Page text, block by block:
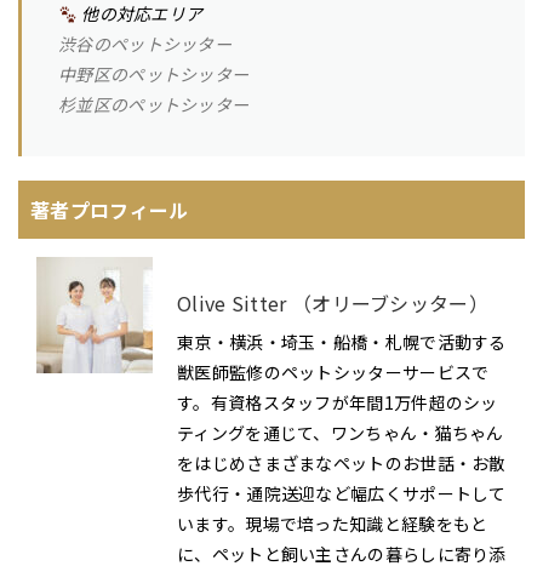
他の対応エリア
渋谷のペットシッター
中野区のペットシッター
杉並区のペットシッター
著者プロフィール
Olive Sitter （オリーブシッター）
東京・横浜・埼玉・船橋・札幌で活動する
獣医師監修のペットシッターサービスで
す。有資格スタッフが年間1万件超のシッ
ティングを通じて、ワンちゃん・猫ちゃん
をはじめさまざまなペットのお世話・お散
歩代行・通院送迎など幅広くサポートして
います。現場で培った知識と経験をもと
に、ペットと飼い主さんの暮らしに寄り添